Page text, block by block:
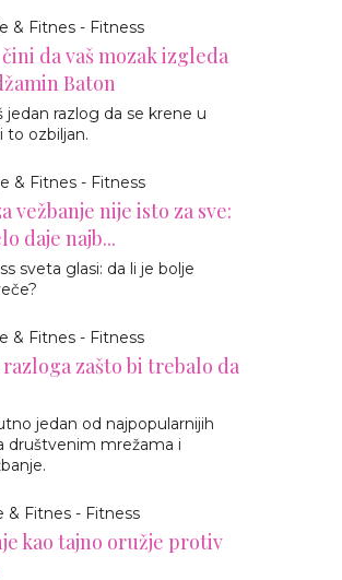
& Fitnes - Fitness
da vaš mozak izgleda
Baton
razlog da se krene u
to ozbiljan.
& Fitnes - Fitness
vežbanje nije isto za sve:
daje najb...
sveta glasi: da li je bolje
& Fitnes - Fitness
zašto bi trebalo da
jedan od najpopularnijih
društvenim mrežama i
& Fitnes - Fitness
kao tajno oružje protiv